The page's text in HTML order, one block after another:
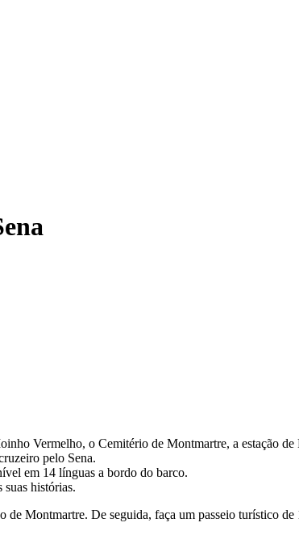
Vermelho, o Cemitério de Montmartre, a estação
pelo Sena.
em 14 línguas a bordo do barco.
histórias.
Montmartre. De seguida, faça um passeio turístico